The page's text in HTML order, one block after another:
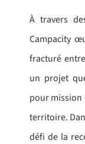
À travers
Campacity
fracturé
un projet
pour mission
territoire.
défi de la